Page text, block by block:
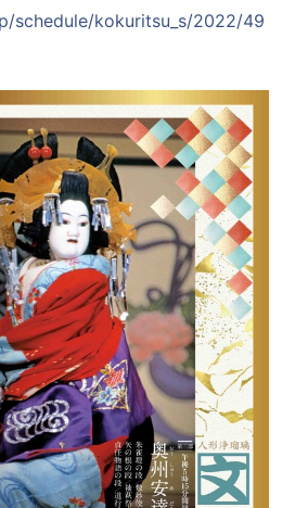
schedule/kokuritsu_s/2022/49